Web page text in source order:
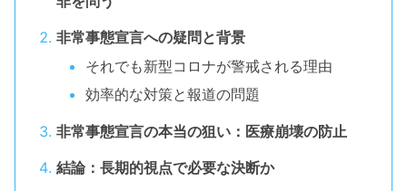
非常事態宣言への疑問と背景
それでも新型コロナが警戒される理由
効率的な対策と報道の問題
非常事態宣言の本当の狙い：医療崩壊の防止
結論：長期的視点で必要な決断か